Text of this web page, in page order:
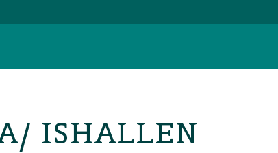
ISHALLEN